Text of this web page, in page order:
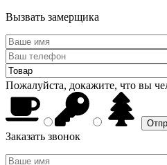
Вызвать замерщика
Пожалуйста, докажите, что вы
Заказать звонок